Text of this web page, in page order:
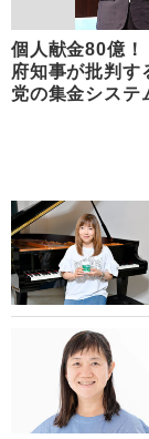
個人献金80億
府知事が批判す
党の集金システ